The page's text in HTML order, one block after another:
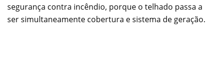
segurança contra incêndio, porque o telhado passa a
ser simultaneamente cobertura e sistema de geração.